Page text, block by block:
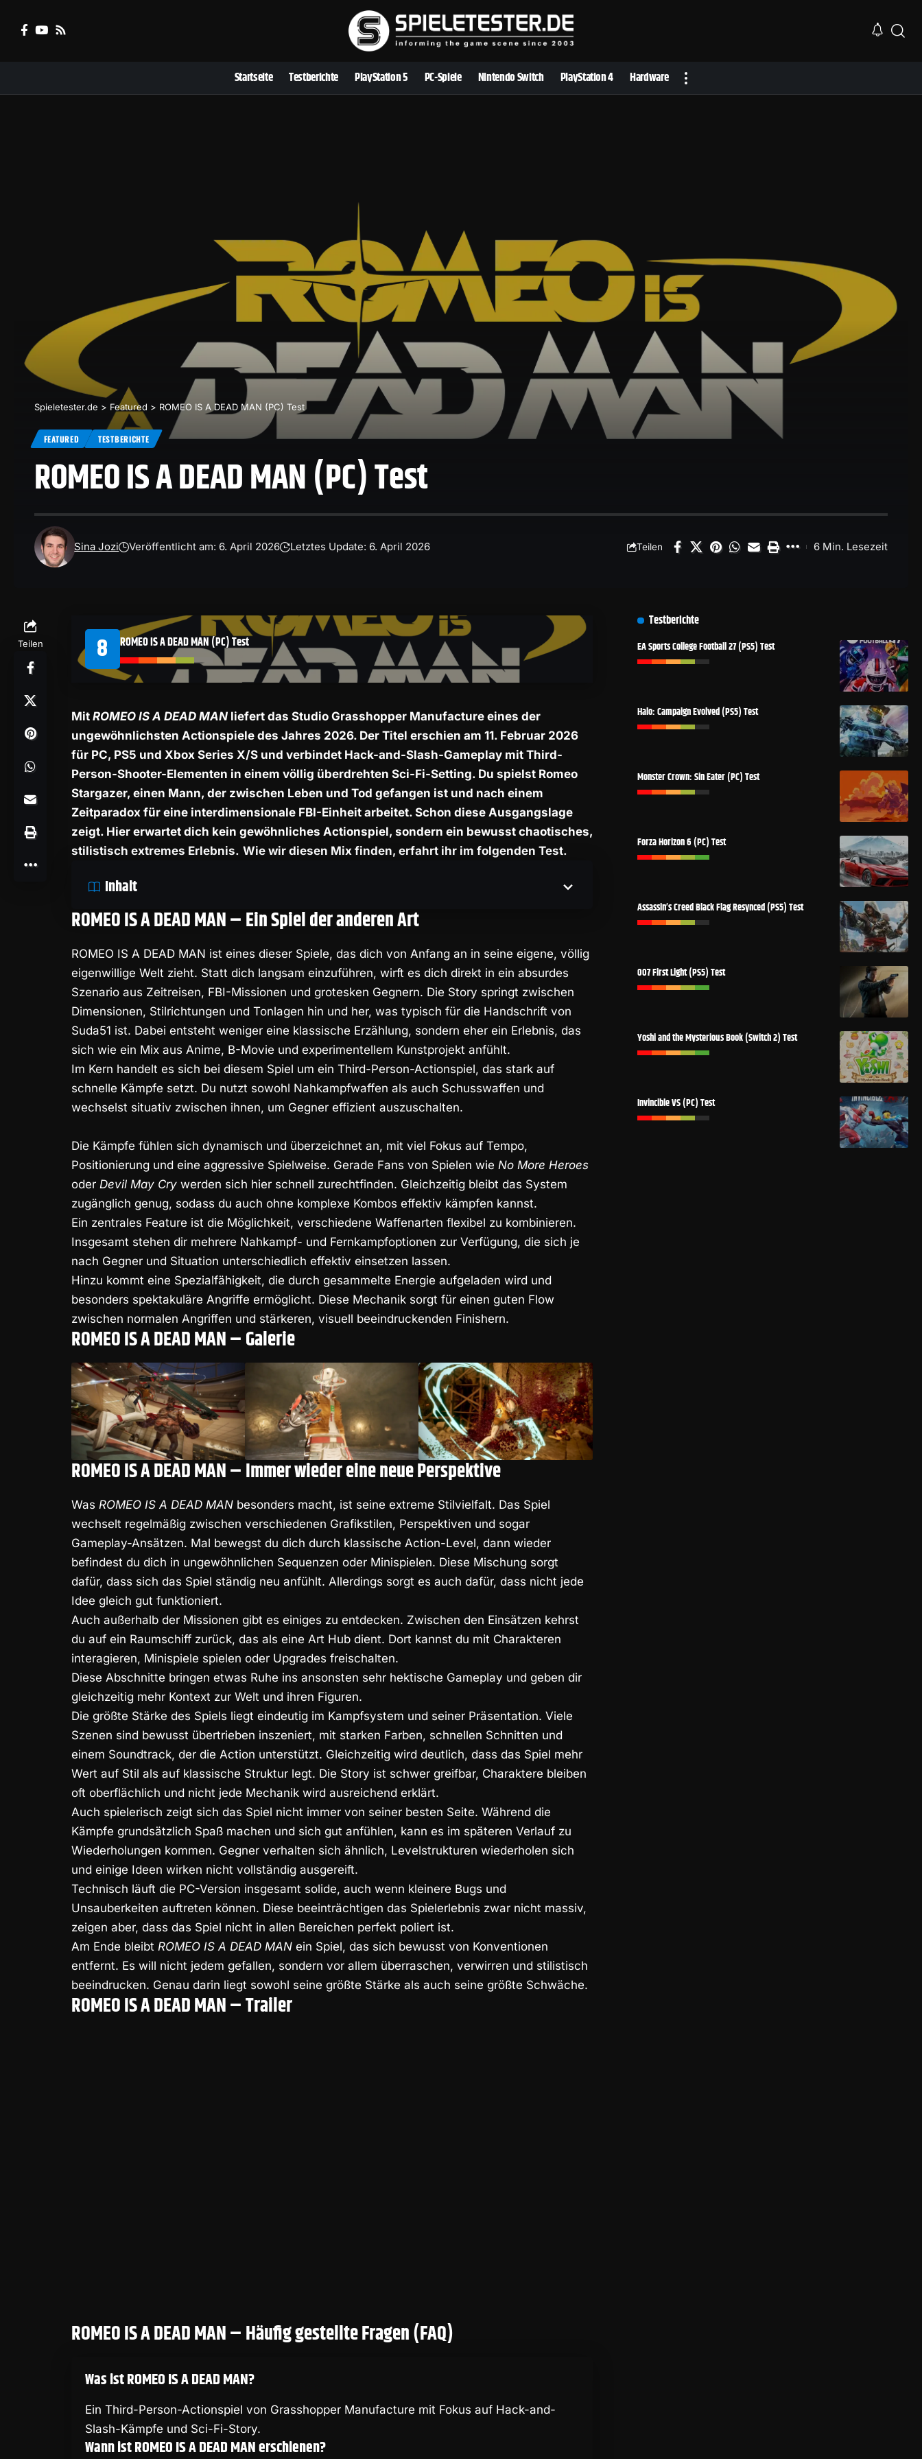
Startseite Testberichte PlayStation 5 PC-Spiele Nintendo Switch PlayStation 4 Hardware
Spieletester.de > Featured > ROMEO IS A DEAD MAN (PC) Test
FEATURED TESTBERICHTE
ROMEO IS A DEAD MAN (PC) Test
Sina Jozi Veröffentlicht am: 6. April 2026 Letztes Update: 6. April 2026 Teilen 6 Min. Lesezeit
Teilen 8 ROMEO IS A DEAD MAN (PC) Test
Mit ROMEO IS A DEAD MANliefert das Studio Grasshopper Manufacture eines der
ungewöhnlichsten Actionspiele des Jahres 2026. Der Titel erschien am 11. Februar 2026
für PC, PS5 und Xbox Series X/S und verbindet Hack-and-Slash-Gameplay mit Third-
Person-Shooter-Elementen in einem völlig überdrehten Sci-Fi-Setting. Du spielst Romeo
Stargazer, einen Mann, der zwischen Leben und Tod gefangen ist und nach einem
Zeitparadox für eine interdimensionale FBI-Einheit arbeitet. Schon diese Ausgangslage
zeigt. Hier erwartet dich kein gewöhnliches Actionspiel, sondern ein bewusst chaotisches,
stilistisch extremes Erlebnis. Wie wir diesen Mix finden, erfahrt ihr im folgenden Test.
Inhalt
ROMEO IS A DEAD MAN – Ein Spiel der anderen Art
ROMEO IS A DEAD MAN ist eines dieser Spiele, das dich von Anfang an in seine eigene, völlig
eigenwillige Welt zieht. Statt dich langsam einzuführen, wirft es dich direkt in ein absurdes
Szenario aus Zeitreisen, FBI-Missionen und grotesken Gegnern. Die Story springt zwischen
Dimensionen, Stilrichtungen und Tonlagen hin und her, was typisch für die Handschrift von
Suda51 ist. Dabei entsteht weniger eine klassische Erzählung, sondern eher ein Erlebnis, das
sich wie ein Mix aus Anime, B-Movie und experimentellem Kunstprojekt anfühlt.
Im Kern handelt es sich bei diesem Spiel um ein Third-Person-Actionspiel, das stark auf
schnelle Kämpfe setzt. Du nutzt sowohl Nahkampfwaffen als auch Schusswaffen und
wechselst situativ zwischen ihnen, um Gegner effizient auszuschalten.
Die Kämpfe fühlen sich dynamisch und überzeichnet an, mit viel Fokus auf Tempo,
Positionierung und eine aggressive Spielweise. Gerade Fans von Spielen wie No More Heroes
oder Devil May Crywerden sich hier schnell zurechtfinden. Gleichzeitig bleibt das System
zugänglich genug, sodass du auch ohne komplexe Kombos effektiv kämpfen kannst.
Ein zentrales Feature ist die Möglichkeit, verschiedene Waffenarten flexibel zu kombinieren.
Insgesamt stehen dir mehrere Nahkampf- und Fernkampfoptionen zur Verfügung, die sich je
nach Gegner und Situation unterschiedlich effektiv einsetzen lassen.
Hinzu kommt eine Spezialfähigkeit, die durch gesammelte Energie aufgeladen wird und
besonders spektakuläre Angriffe ermöglicht. Diese Mechanik sorgt für einen guten Flow
zwischen normalen Angriffen und stärkeren, visuell beeindruckenden Finishern.
ROMEO IS A DEAD MAN – Galerie
ROMEO IS A DEAD MAN – Immer wieder eine neue Perspektive
Was ROMEO IS A DEAD MANbesonders macht, ist seine extreme Stilvielfalt. Das Spiel
wechselt regelmäßig zwischen verschiedenen Grafikstilen, Perspektiven und sogar
Gameplay-Ansätzen. Mal bewegst du dich durch klassische Action-Level, dann wieder
befindest du dich in ungewöhnlichen Sequenzen oder Minispielen. Diese Mischung sorgt
dafür, dass sich das Spiel ständig neu anfühlt. Allerdings sorgt es auch dafür, dass nicht jede
Idee gleich gut funktioniert.
Auch außerhalb der Missionen gibt es einiges zu entdecken. Zwischen den Einsätzen kehrst
du auf ein Raumschiff zurück, das als eine Art Hub dient. Dort kannst du mit Charakteren
interagieren, Minispiele spielen oder Upgrades freischalten.
Diese Abschnitte bringen etwas Ruhe ins ansonsten sehr hektische Gameplay und geben dir
gleichzeitig mehr Kontext zur Welt und ihren Figuren.
Die größte Stärke des Spiels liegt eindeutig im Kampfsystem und seiner Präsentation. Viele
Szenen sind bewusst übertrieben inszeniert, mit starken Farben, schnellen Schnitten und
einem Soundtrack, der die Action unterstützt. Gleichzeitig wird deutlich, dass das Spiel mehr
Wert auf Stil als auf klassische Struktur legt. Die Story ist schwer greifbar, Charaktere bleiben
oft oberflächlich und nicht jede Mechanik wird ausreichend erklärt.
Auch spielerisch zeigt sich das Spiel nicht immer von seiner besten Seite. Während die
Kämpfe grundsätzlich Spaß machen und sich gut anfühlen, kann es im späteren Verlauf zu
Wiederholungen kommen. Gegner verhalten sich ähnlich, Levelstrukturen wiederholen sich
und einige Ideen wirken nicht vollständig ausgereift.
Technisch läuft die PC-Version insgesamt solide, auch wenn kleinere Bugs und
Unsauberkeiten auftreten können. Diese beeinträchtigen das Spielerlebnis zwar nicht massiv,
zeigen aber, dass das Spiel nicht in allen Bereichen perfekt poliert ist.
Am Ende bleibt ROMEO IS A DEAD MANein Spiel, das sich bewusst von Konventionen
entfernt. Es will nicht jedem gefallen, sondern vor allem überraschen, verwirren und stilistisch
beeindrucken. Genau darin liegt sowohl seine größte Stärke als auch seine größte Schwäche.
ROMEO IS A DEAD MAN – Trailer
ROMEO IS A DEAD MAN – Häufig gestellte Fragen (FAQ)
Was ist ROMEO IS A DEAD MAN?
Ein Third-Person-Actionspiel von Grasshopper Manufacture mit Fokus auf Hack-and-
Slash-Kämpfe und Sci-Fi-Story.
Wann ist ROMEO IS A DEAD MAN erschienen?
Testberichte
EA Sports College Football 27 (PS5) Test
Halo: Campaign Evolved (PS5) Test
Monster Crown: Sin Eater (PC) Test
Forza Horizon 6 (PC) Test
Assassin’s Creed Black Flag Resynced (PS5) Test
007 First Light (PS5) Test
Yoshi and the Mysterious Book (Switch 2) Test
Invincible VS (PC) Test